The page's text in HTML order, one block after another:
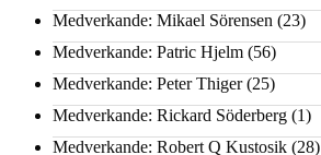
Medverkande: Mikael Sörensen (23)
Medverkande: Patric Hjelm (56)
Medverkande: Peter Thiger(25)
Medverkande: Rickard Söderberg (1)
Medverkande: Robert Q Kustosik (28)